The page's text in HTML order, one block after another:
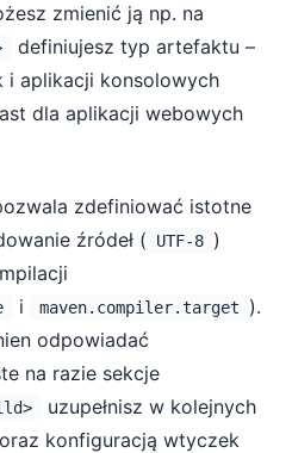
zmienić ją np. na
definiujesz typ artefaktu –
aplikacji konsolowych
dla aplikacji webowych
zdefiniować istotne
źródeł (
UTF-8 )
i maven.compiler.target
).
odpowiadać
na razie sekcje
uzupełnisz w kolejnych
konfiguracją wtyczek